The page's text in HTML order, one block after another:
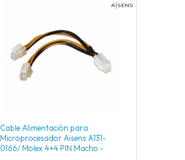
Cable Alimentación para
Microprocesador Aisens A131-
0166/ Molex 4+4 PIN Macho -